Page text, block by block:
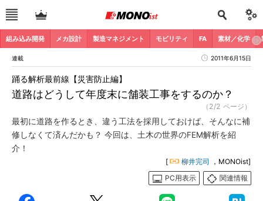
組み込み開発 メカ設計 製造マネジメント モビリティ FA 素材／化学
連載 2011年6月15日
道路はどうして年度末に舗装工事をするのか？
踊る解析最前線【災害防止編】
（2/2 ページ）
最初に道路を作るとき、違う工法を採用しておけば、そんなに補
修しなくて済んだかも？ 今回は、土木の世界のFEM解析を紹
介！
[ 柳井完司
，MONOist]
PC用表示
関連情報